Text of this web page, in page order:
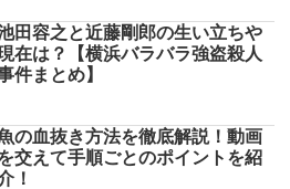
田容之と近藤剛郎の生い立ちや
在は？【横浜バラバラ強盗殺人
件まとめ】
の血抜き方法を徹底解説！動画
交えて手順ごとのポイントを紹
！